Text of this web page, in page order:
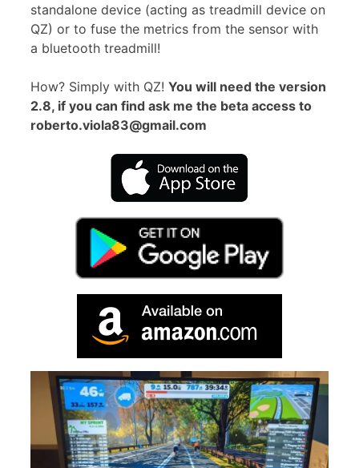
standalone device (acting as treadmill device on
QZ) or to fuse the metrics from the sensor with
a bluetooth treadmill!
How? Simply with QZ! You will need the version
2.8, if you can find ask me the beta access to
roberto.viola83@gmail.com